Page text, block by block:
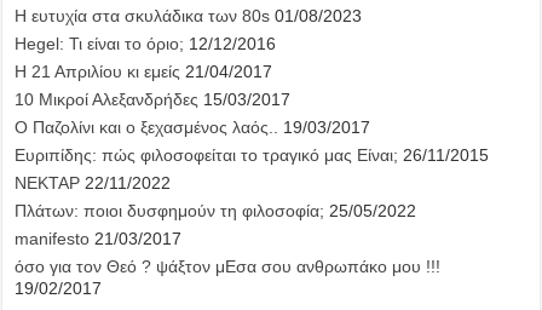
Η ευτυχία στα σκυλάδικα των 80s 01/08/2023
Hegel: Τι είναι το όριο; 12/12/2016
Η 21 Απριλίου κι εμείς 21/04/2017
10 Μικροί Αλεξανδρήδες 15/03/2017
Ο Παζολίνι και ο ξεχασμένος λαός..
19/03/2017
Ευριπίδης: πώς φιλοσοφείται το τραγικό μας Είναι; 26/11/2015
ΝΕΚΤΑΡ 22/11/2022
Πλάτων: ποιοι δυσφημούν τη φιλοσοφία; 25/05/2022
manifesto 21/03/2017
όσο για τον Θεό ? ψάξτον μΕσα σου ανθρωπάκο μου !!!
19/02/2017